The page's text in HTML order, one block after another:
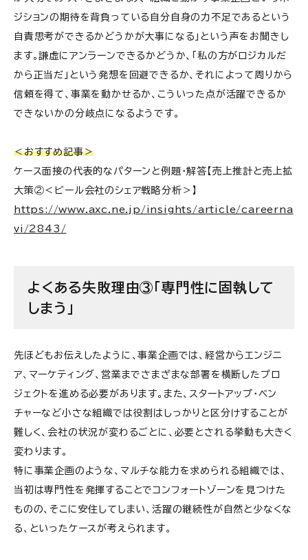
ジションの期待を背負っている自分自身の力不足であるという
自責思考ができるかどうかが大事になる」という声をお聞きし
ます。謙虚にアンラーンできるかどうか、「私の方がロジカルだ
から正当だ」という発想を回避できるか、それによって周りから
信頼を得て、事業を動かせるか、こういった点が活躍できるか
できないかの分岐点になるようです。
＜おすすめ記事＞
ケース面接の代表的なパターンと例題・解答【売上推計と売上拡
大策②＜ビール会社のシェア戦略分析＞】
https://www.axc.ne.jp/insights/article/careerna
vi/2843/
よくある失敗理由③「専門性に固執して
しまう」
先ほどもお伝えしたように、事業企画では、経営からエンジニ
ア、マーケティング、営業までさまざまな部署を横断したプロ
ジェクトを進める必要があります。また、スタートアップ・ベン
チャーなど小さな組織では役割はしっかりと区分けすることが
難しく、会社の状況が変わるごとに、必要とされる挙動も大きく
変わります。
特に事業企画のような、マルチな能力を求められる組織では、
当初は専門性を発揮することでコンフォートゾーンを見つけた
ものの、そこに安住してしまい、活躍の継続性が自然と少なくな
る、といったケースが考えられます。